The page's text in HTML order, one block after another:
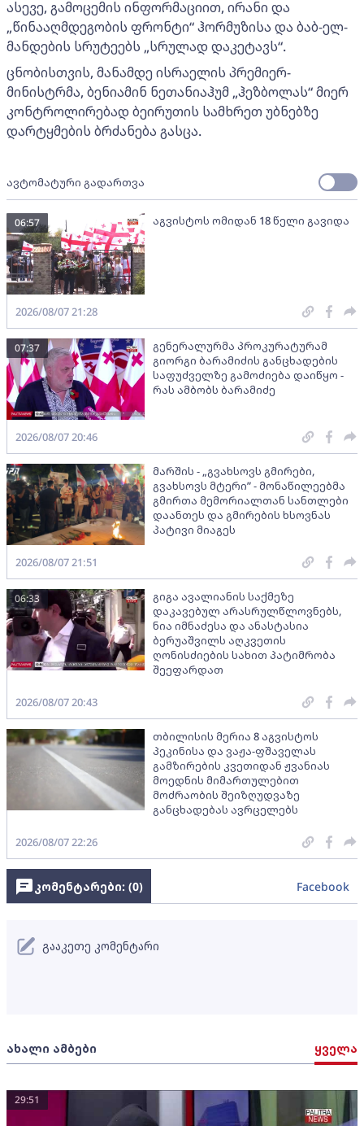
ასევე, გამოცემის ინფორმაციით, ირანი და
„წინააღმდეგობის ფრონტი“ ჰორმუზისა და ბაბ-ელ-
მანდების სრუტეებს „სრულად დაკეტავს“.
ცნობისთვის, მანამდე ისრაელის პრემიერ-
მინისტრმა, ბენიამინ ნეთანიაჰუმ „ჰეზბოლას“ მიერ
კონტროლირებად ბეირუთის სამხრეთ უბნებზე
დარტყმების ბრძანება გასცა.
ავტომატური გადართვა
აგვისტოს ომიდან 18 წელი გავიდა
06:57
2026/08/07 21:28
გენერალურმა პროკურატურამ
გიორგი ბარამიძის განცხადების
საფუძველზე გამოძიება დაიწყო -
რას ამბობს ბარამიძე
07:37
2026/08/07 20:46
მარშის - „გვახსოვს გმირები,
გვახსოვს მტერი” - მონაწილეებმა
გმირთა მემორიალთან სანთლები
დაანთეს და გმირების ხსოვნას
პატივი მიაგეს
2026/08/07 21:51
გიგა ავალიანის საქმეზე
დაკავებულ არასრულწლოვნებს,
ნია იმნაძესა და ანასტასია
ბერუაშვილს აღკვეთის
ღონისძიების სახით პატიმრობა
შეეფარდათ
06:33
2026/08/07 20:43
თბილისის მერია 8 აგვისტოს
პეკინისა და ვაჟა-ფშაველას
გამზირების კვეთიდან ჟვანიას
მოედნის მიმართულებით
მოძრაობის შეიზღუდვაზე
განცხადებას ავრცელებს
2026/08/07 22:26
ახალი ამბები ყველა
29:51
კომენტარები: (0) Facebook
გააკეთე კომენტარი